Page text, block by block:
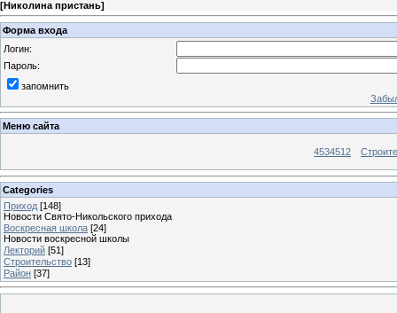
[Николина пристань]
Форма входа
Логин:
Пароль:
запомнить
Меню сайта
4534512
Categories
Приход [148]
Новости Свято-Никольского прихода
Воскресная школа [24]
Новости воскресной школы
Лекторий [51]
Строительство [13]
Район [37]